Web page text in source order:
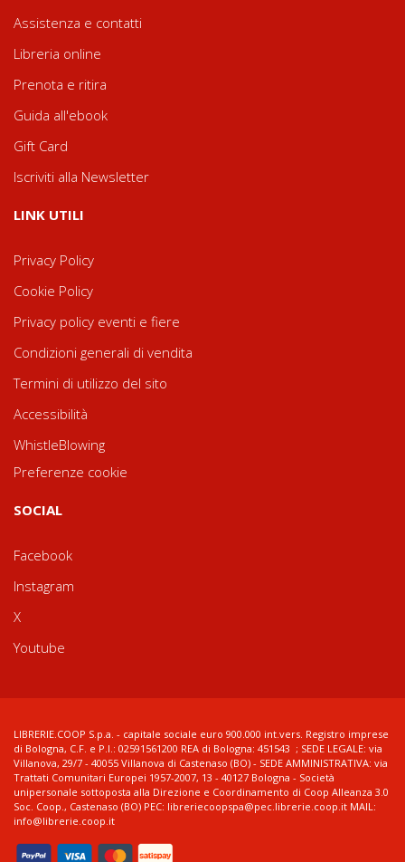
Assistenza e contatti
Libreria online
Prenota e ritira
Guida all'ebook
Gift Card
Iscriviti alla Newsletter
LINK UTILI
Privacy Policy
Cookie Policy
Privacy policy eventi e fiere
Condizioni generali di vendita
Termini di utilizzo del sito
Accessibilità
WhistleBlowing
Preferenze cookie
SOCIAL
Facebook
Instagram
X
Youtube
LIBRERIE.COOP S.p.a. - capitale sociale euro 900.000 int.vers. Registro imprese
di Bologna, C.F. e P.I.: 02591561200 REA di Bologna: 451543 ; SEDE LEGALE: via
Villanova, 29/7 - 40055 Villanova di Castenaso (BO) - SEDE AMMINISTRATIVA: via
Trattati Comunitari Europei 1957-2007, 13 - 40127 Bologna - Società
unipersonale sottoposta alla Direzione e Coordinamento di Coop Alleanza 3.0
Soc. Coop., Castenaso (BO) PEC: libreriecoopspa@pec.librerie.coop.it MAIL:
info@librerie.coop.it